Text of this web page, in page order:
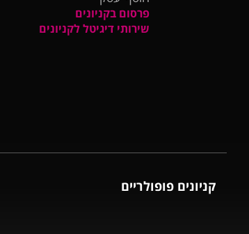
פרסום בקניונים
שירותי דיגיטל לקניונים
קניונים פופולריים